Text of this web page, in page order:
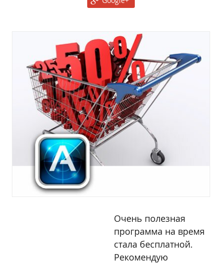
Очень полезная
программа на время
стала бесплатной.
Рекомендую